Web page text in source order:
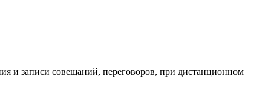
и записи совещаний, переговоров, при дистанционном